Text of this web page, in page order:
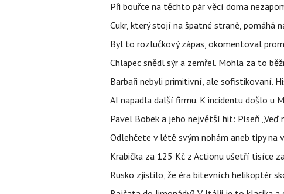
Při bouřce na těchto pár věcí doma
Cukr, který stojí na špatné straně, pomáhá
Byl to rozlučkový zápas, okomentoval
Chlapec snědl sýr a zemřel. Mohla za to
Barbaři nebyli primitivní, ale sofistikovaní.
AI napadla další firmu. K incidentu došlo u
Pavel Bobek a jeho největší hit: Píseň
Odlehčete v létě svým nohám aneb tipy na
Krabička za 125 Kč z Actionu ušetří tisíce
Rusko zjistilo, že éra bitevních helikoptér